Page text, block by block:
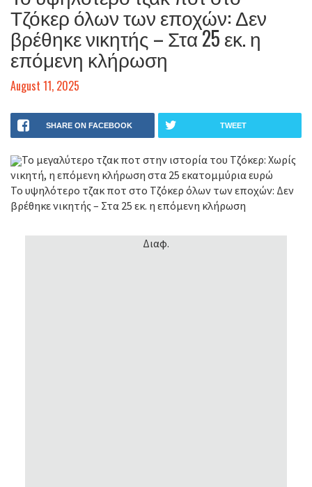
Τζόκερ όλων των εποχών: Δεν
βρέθηκε νικητής – Στα 25 εκ. η
επόμενη κλήρωση
August 11, 2025
SHARE ON FACEBOOK TWEET
Το μεγαλύτερο τζακ ποτ στην ιστορία του Τζόκερ: Χωρίς
νικητή, η επόμενη κλήρωση στα 25 εκατομμύρια ευρώ
Το υψηλότερο τζακ ποτ στο Τζόκερ όλων των εποχών: Δεν
βρέθηκε νικητής – Στα 25 εκ. η επόμενη κλήρωση
Διαφ.